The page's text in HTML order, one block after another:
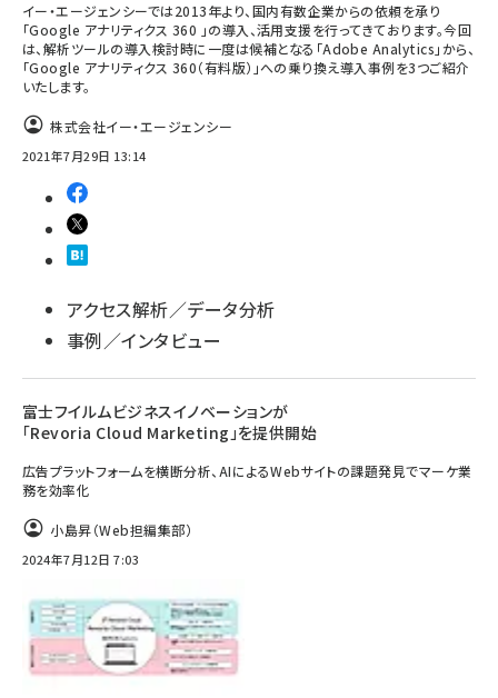
イー・エージェンシーでは2013年より、国内有数企業からの依頼を承り
「Google アナリティクス 360 」の導入、活用支援を行ってきております。今回
は、解析ツールの導入検討時に一度は候補となる「Adobe Analytics」から、
「Google アナリティクス 360（有料版）」への乗り換え導入事例を3つご紹介
いたします。
株式会社イー・エージェンシー
2021年7月29日 13:14
アクセス解析／データ分析
事例／インタビュー
富士フイルムビジネスイノベーションが
「Revoria Cloud Marketing」を提供開始
広告プラットフォームを横断分析、AIによるWebサイトの課題発見でマーケ業
務を効率化
小島昇（Web担編集部）
2024年7月12日 7:03